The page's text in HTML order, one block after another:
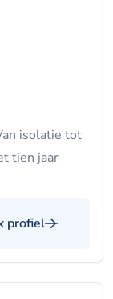
isolatie tot
tien jaar
profiel